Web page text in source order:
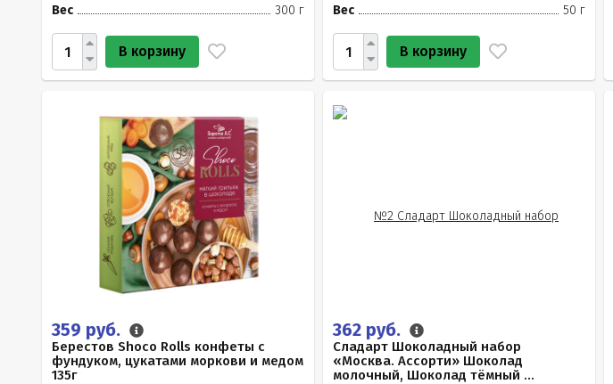
Вес
300 г
В корзину
Вес
50 г
В корзину
359 руб.
Берестов Shoco Rolls конфеты с
фундуком, цукатами моркови и медом
135г
362 руб.
Сладарт Шоколадный набор
«Москва. Ассорти» Шоколад
молочный, Шоколад тёмный ...